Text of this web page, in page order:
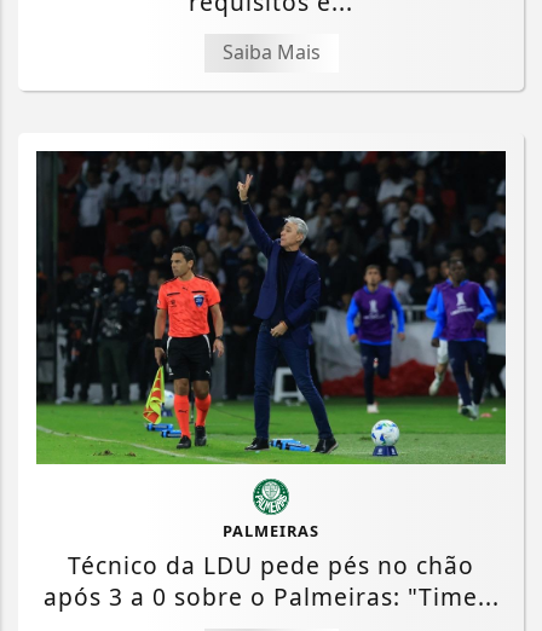
Saiba Mais
PALMEIRAS
Técnico da LDU pede pés no chão
após 3 a 0 sobre o Palmeiras: "Time...